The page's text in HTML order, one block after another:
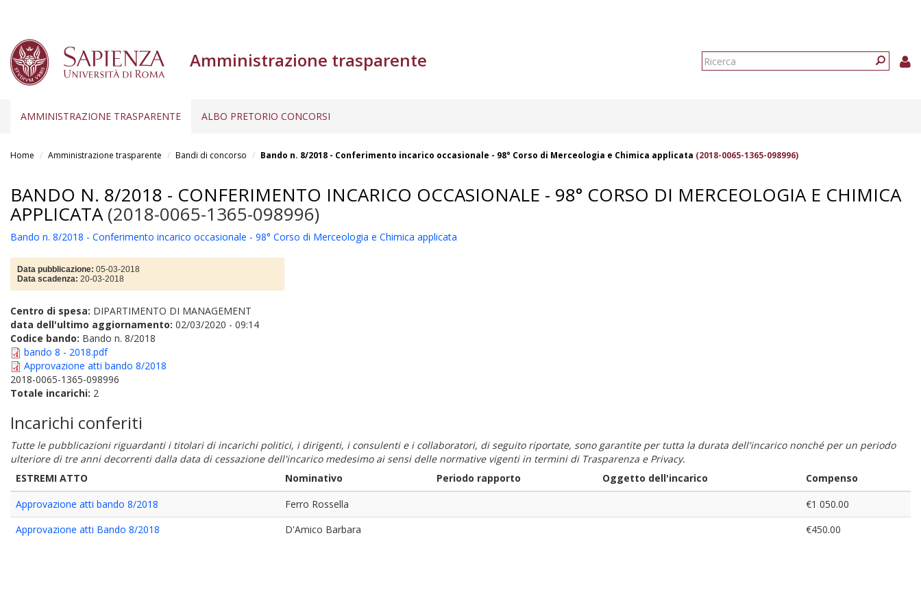
Amministrazione trasparente
Form
AMMINISTRAZIONE TRASPARENTE ALBO PRETORIO CONCORSI
Home Amministrazione trasparente Bandi di concorso Bando n. 8/2018 - Conferimento incarico occasionale - 98° Corso di Merceologia e Chimica applicata (2018-0065-1365-098996)
BANDO N. 8/2018 - CONFERIMENTO INCARICO OCCASIONALE - 98° CORSO DI MERCEOLOGIA E CHIMICA
APPLICATA(2018-0065-1365-098996)
Bando n. 8/2018 - Conferimento incarico occasionale - 98° Corso di Merceologia e Chimica applicata
Data pubblicazione: 05-03-2018
Data scadenza: 20-03-2018
Centro di spesa: DIPARTIMENTO DI MANAGEMENT
data dell'ultimo aggiornamento: 02/03/2020 - 09:14
Codice bando: Bando n. 8/2018
bando 8 - 2018.pdf
Approvazione atti bando 8/2018
2018-0065-1365-098996
Totale incarichi: 2
Incarichi conferiti
Tutte le pubblicazioni riguardanti i titolari di incarichi politici, i dirigenti, i consulenti e i collaboratori, di seguito riportate, sono garantite per tutta la durata dell'incarico nonché per un periodo
ulteriore di tre anni decorrenti dalla data di cessazione dell'incarico medesimo ai sensi delle normative vigenti in termini di Trasparenza e Privacy.
ESTREMI ATTO
Nominativo Periodo rapporto Oggetto dell'incarico
Compenso
Approvazione atti bando 8/2018
Ferro Rossella
€1 050.00
Approvazione atti Bando 8/2018
D'Amico Barbara €450.00